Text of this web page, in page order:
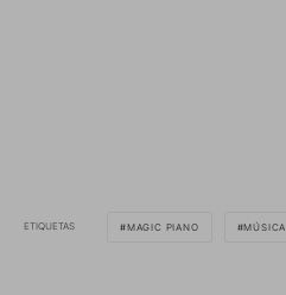
ETIQUETAS MAGIC PIANO MÚSICA